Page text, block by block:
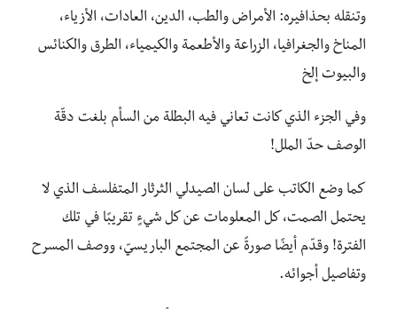
وتنقله بحذافيره: الأمراض والطب، الدين، العادات، الأزياء،
المناخ والجغرافيا، الزراعة والأطعمة والكيمياء، الطرق والكنائس
والبيوت إلخ
وفي الجزء الذي كانت تعاني فيه البطلة من السأم بلغت دقّة
الوصف حدّ الملل!
كما وضع الكاتب على لسان الصيدلي الثرثار المتفلسف الذي لا
يحتمل الصمت، كل المعلومات عن كل شيءٍ تقريبًا في تلك
الفترة! وقدّم أيضًا صورةً عن المجتمع الباريسيّ، ووصف المسرح
وتفاصيل أجوائه.